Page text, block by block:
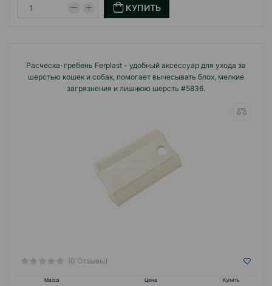
КУПИТЬ
Расческа-гребень Ferplast - удобный аксессуар для ухода за
шерстью кошек и собак, помогает вычесывать блох, мелкие
загрязнения и лишнюю шерсть #5836.
(0 Отзывы)
Масса Цена
Купить